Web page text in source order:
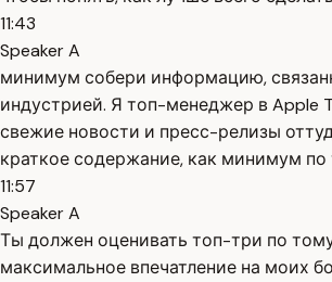
11:43
Speaker A
минимум собери информацию,
индустрией. Я топ-менеджер в Apple
свежие новости и пресс-релизы
краткое содержание, как минимум по
11:57
Speaker A
Ты должен оценивать топ-три по
максимальное впечатление на моих